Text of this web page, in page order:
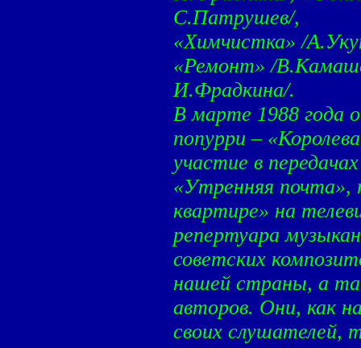
С.Патрушев/,
«Химчистка» /
«Ремонт» /
И.Фрадкина/.
В марте 1988 года
попурри –
участие в
«Утренняя почта»,
квартире» на
репертуара
советских
нашей страны, а
авторов. Они, как
своих слушателей,